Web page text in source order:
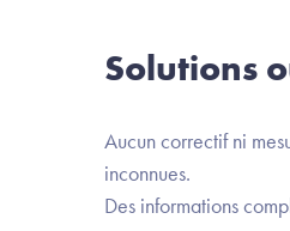
Solutions
Aucun correctif ni
inconnues.
Des informations